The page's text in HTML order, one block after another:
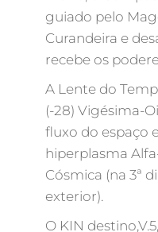
guiado pelo
Curandeira e
recebe os
A Lente do
(-28) Vigésima-
fluxo do espaço
hiperplasma
Cósmica (na 3ª
exterior).
O KIN